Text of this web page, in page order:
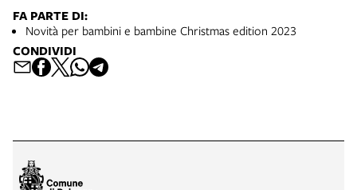
FA PARTE DI:
Novità per bambini e bambine Christmas edition 2023
CONDIVIDI